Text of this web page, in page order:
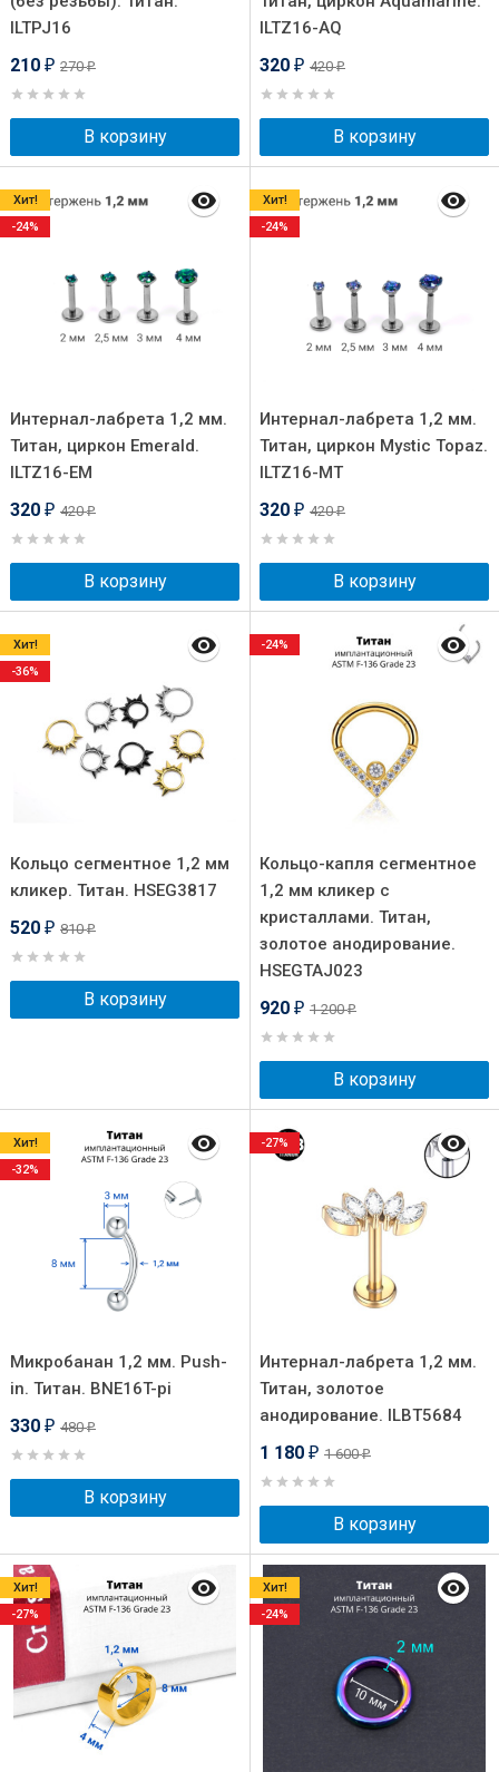
ILTPJ16
210 ₽ 270₽
В корзину
ILTZ16-AQ
320 ₽ 420₽
В корзину
Интернал-лабрета 1,2 мм.
Титан, циркон Emerald.
ILTZ16-EM
320 ₽ 420₽
В корзину
Хит!
-24%
Интернал-лабрета 1,2 мм.
Титан, циркон Mystic Topaz.
ILTZ16-MT
320 ₽ 420₽
В корзину
Хит!
-24%
Кольцо сегментное 1,2 мм
кликер. Титан. HSEG3817
520 ₽ 810₽
В корзину
Хит!
-36%
Кольцо-капля сегментное
1,2 мм кликер с
кристаллами. Титан,
золотое анодирование.
HSEGTAJ023
920 ₽ 1 200₽
В корзину
-24%
Микробанан 1,2 мм. Push-
in. Титан. BNE16T-pi
330 ₽ 480₽
В корзину
Хит!
-32%
Интернал-лабрета 1,2 мм.
Титан, золотое
анодирование. ILBT5684
1 180 ₽ 1 600₽
В корзину
-27%
Хит!
-27%
Хит!
-24%